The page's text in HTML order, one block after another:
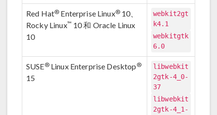
Red Hat® Enterprise Linux®10、
Rocky Linux™ 10 和 Oracle Linux
10
webkit2gt
k4.1
webkitgtk
6.0
SUSE®Linux Enterprise Desktop ®
15
libwebkit
2gtk-4_0-
37
libwebkit
2gtk-4_1-